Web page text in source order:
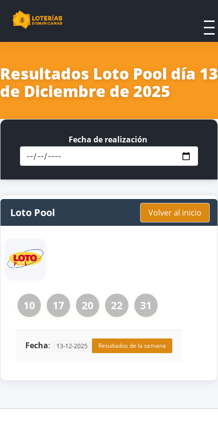
Resultados Loto Pool día 13
de Diciembre de 2025
Fecha de realización
Loto Pool Volver al inicio
10 17 20 22 31
Fecha: 13-12-2025 Resultados de la semana